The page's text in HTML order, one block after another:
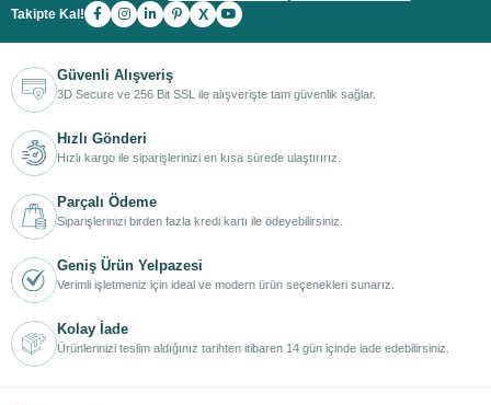
Takipte Kal! X
Güvenli Alışveriş
3D Secure ve 256 Bit SSL ile alışverişte tam güvenlik sağlar.
Hızlı Gönderi
Hızlı kargo ile siparişlerinizi en kısa sürede ulaştırırız.
Parçalı Ödeme
Siparişlerinizi birden fazla kredi kartı ile ödeyebilirsiniz.
Geniş Ürün Yelpazesi
Verimli işletmeniz için ideal ve modern ürün seçenekleri sunarız.
Kolay İade
Ürünlerinizi teslim aldığınız tarihten itibaren 14 gün içinde iade edebilirsiniz.